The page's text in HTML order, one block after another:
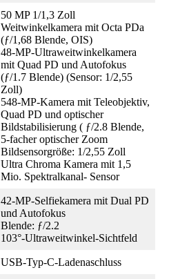
50 MP 1/1,3 Zoll
Weitwinkelkamera mit Octa PDa
(ƒ/1,68 Blende, OIS)
48‑MP-Ultraweitwinkelkamera
mit Quad PD und Autofokus
(ƒ/1.7 Blende) (Sensor: 1/2,55
Zoll)
548-MP-Kamera mit Teleobjektiv,
Quad PD und optischer
Bildstabilisierung ( ƒ/2.8 Blende,
5-facher optischer Zoom
Bildsensorgröße: 1/2,55 Zoll
Ultra Chroma Kamera mit 1,5
Mio. Spektralkanal- Sensor
42‑MP-Selfiekamera mit Dual PD
und Autofokus
Blende: ƒ/2.2
103°-Ultraweitwinkel-Sichtfeld
USB-Typ-C-Ladenaschluss